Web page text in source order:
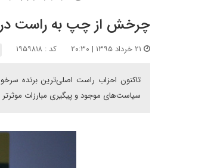
چرخش از چپ به راست در
کد : ۱۹۵۹۸۱۸
تاکنون احزاب راست اصلی‌‌ترین برنده
سیاست‌‌های موجود و پیگیری مبارزات موثر‌تر